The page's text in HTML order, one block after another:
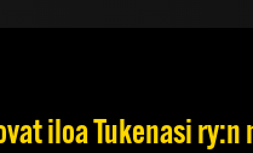
iloa Tukenasi